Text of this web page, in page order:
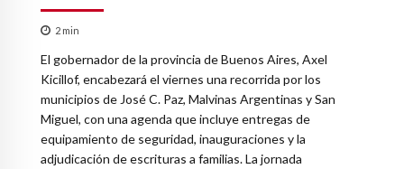
2 min
El gobernador de la provincia de Buenos Aires, Axel
Kicillof, encabezará el viernes una recorrida por los
municipios de José C. Paz, Malvinas Argentinas y San
Miguel, con una agenda que incluye entregas de
equipamiento de seguridad, inauguraciones y la
adjudicación de escrituras a familias. La jornada